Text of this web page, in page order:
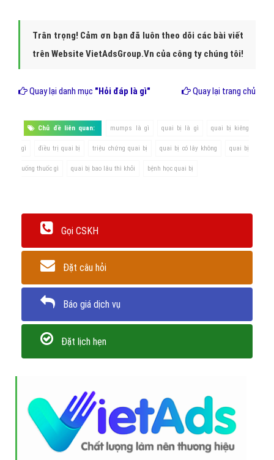
Trân trọng! Cảm ơn bạn đã luôn theo dõi các bài viết
trên Website VietAdsGroup.Vn của công ty chúng tôi!
Quay lại danh mục "Hỏi đáp là gì" Quay lại trang chủ
Chủ đề liên quan: mumps là gì quai bị là gì quai bị kiêng
gì điều trị quai bị triệu chứng quai bị quai bị có lây không quai bị
uống thuốc gì quai bị bao lâu thì khỏi bệnh học quai bị
Gọi CSKH
Đặt câu hỏi
Báo giá dịch vụ
Đặt lịch hẹn